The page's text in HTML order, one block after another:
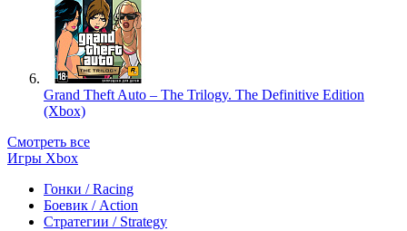
Grand Theft Auto – The Trilogy. The Definitive Edition
(Xbox)
Смотреть все
Игры Xbox
Гонки / Racing
Боевик / Action
Стратегии / Strategy